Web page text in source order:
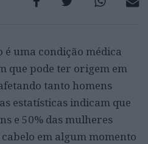
é uma condição médica
que pode ter origem em
tanto homens
estatísticas indicam que
e 50% das mulheres
em algum momento